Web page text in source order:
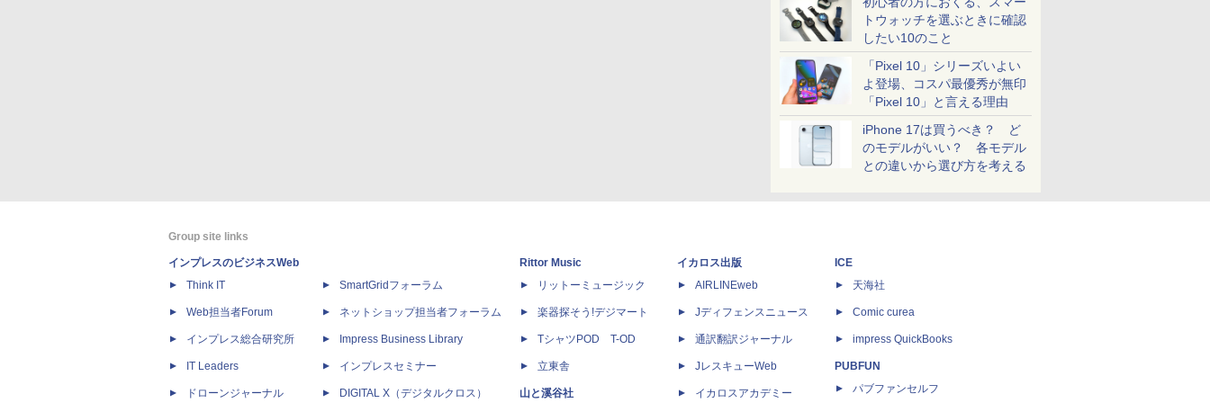
トウォッチを選ぶときに確認
したい10のこと
「Pixel 10」シリーズいよい
よ登場、コスパ最優秀が無印
「Pixel 10」と言える理由
iPhone 17は買うべき？ ど
のモデルがいい？ 各モデル
との違いから選び方を考える
Group site links
インプレスのビジネスWeb
Think IT
Web担当者Forum
インプレス総合研究所
IT Leaders
ドローンジャーナル
SmartGridフォーラム
ネットショップ担当者フォーラム
Impress Business Library
インプレスセミナー
DIGITAL X（デジタルクロス）
Rittor Music
リットーミュージック
楽器探そう!デジマート
TシャツPOD T-OD
立東舎
山と溪谷社
イカロス出版
AIRLINEweb
Jディフェンスニュース
通訳翻訳ジャーナル
JレスキューWeb
イカロスアカデミー
ICE
天海社
Comic curea
impress QuickBooks
PUBFUN
パブファンセルフ